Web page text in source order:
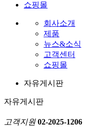
쇼핑몰
회사소개
제품
뉴스&소식
고객센터
쇼핑몰
자유게시판
자유게시판
고객지원 02-2025-1206